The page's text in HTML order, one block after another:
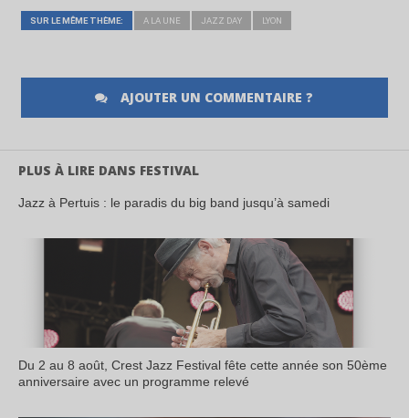
SUR LE MÊME THÈME: A LA UNE JAZZ DAY LYON
AJOUTER UN COMMENTAIRE ?
PLUS À LIRE DANS FESTIVAL
Jazz à Pertuis : le paradis du big band jusqu’à samedi
Du 2 au 8 août, Crest Jazz Festival fête cette année son 50ème
anniversaire avec un programme relevé